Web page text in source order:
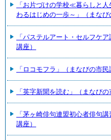
「お片づけの学校≪暮らしと
わるはじめの一歩～」（まなび
「パステルアート・セルフケ
講座）
「ロコモフラ」（まなびの市民
「英字新聞を読む」（まなび
「茅ヶ崎俳句連盟初心者俳句
講座）